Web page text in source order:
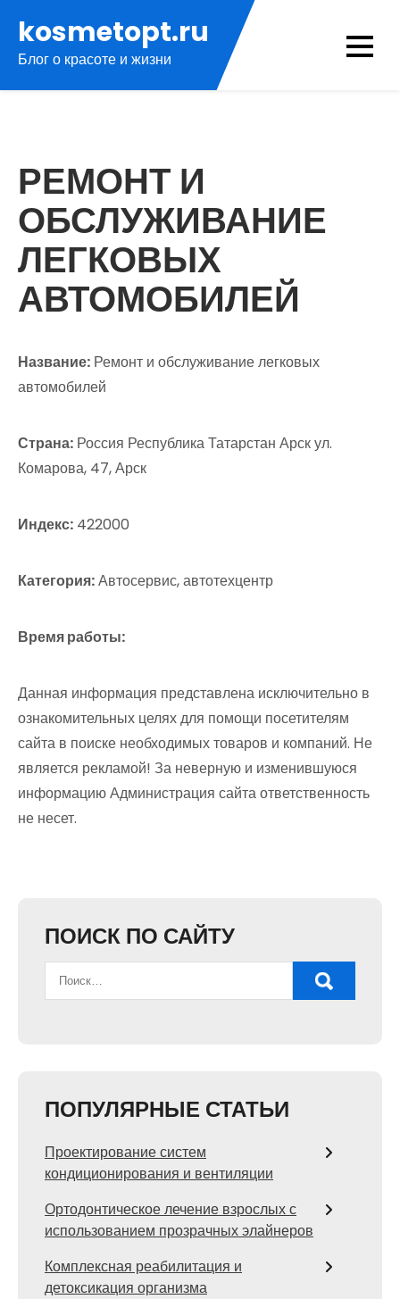
содержимому
kosmetopt.ru
Блог о красоте и жизни
РЕМОНТ И
ОБСЛУЖИВАНИЕ
ЛЕГКОВЫХ
АВТОМОБИЛЕЙ
Название: Ремонт и обслуживание легковых
автомобилей
Страна: Россия Республика Татарстан Арск ул.
Комарова, 47, Арск
Индекс: 422000
Категория:Автосервис, автотехцентр
Время работы:
Данная информация представлена исключительно в
ознакомительных целях для помощи посетителям
сайта в поиске необходимых товаров и компаний. Не
является рекламой! За неверную и изменившуюся
информацию Администрация сайта ответственность
не несет.
ПОИСК ПО САЙТУ
ПОПУЛЯРНЫЕ СТАТЬИ
Проектирование систем
кондиционирования и вентиляции
Ортодонтическое лечение взрослых с
использованием прозрачных элайнеров
Комплексная реабилитация и
детоксикация организма